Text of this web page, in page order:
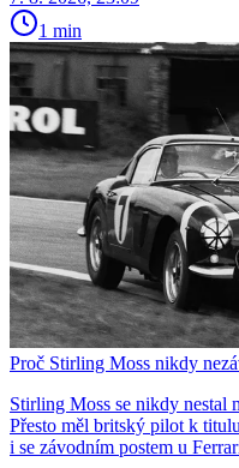
1 min
Proč Stirling Moss nikdy
Stirling Moss se nikdy nestal
Přesto měl britský pilot k
i se závodním postem u